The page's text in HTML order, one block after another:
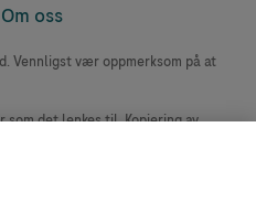
Om oss
Vennligst vær oppmerksom på at
det lenkes til. Kopiering av